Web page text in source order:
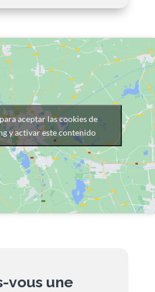
aceptar las cookies de
y activar este contenido
vous une